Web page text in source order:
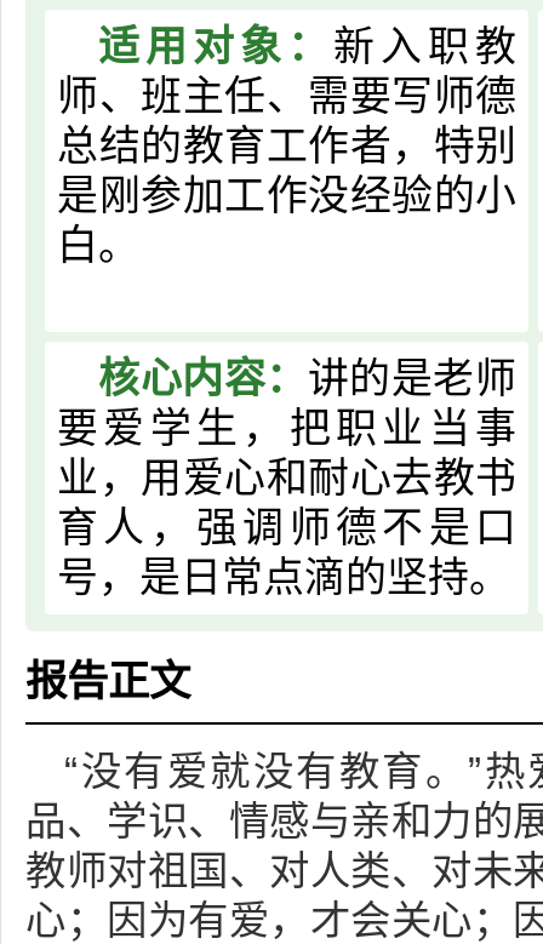
适用对象： 新入职教
师、班主任、需要写师德
总结的教育工作者，特别
是刚参加工作没经验的小
白。
核心内容： 讲的是老师
要爱学生，把职业当事
业，用爱心和耐心去教书
育人，强调师德不是口
号，是日常点滴的坚持。
报告正文
“没有爱就没有教育。”
品、学识、情感与亲和力的
教师对祖国、对人类、对未
心；因为有爱，才会关心；